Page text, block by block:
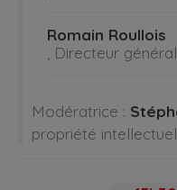
Romain Roullois
, Directeur
Modératrice :
propriété